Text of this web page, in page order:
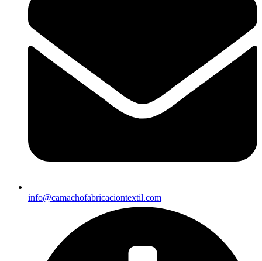
info@camachofabricaciontextil.com